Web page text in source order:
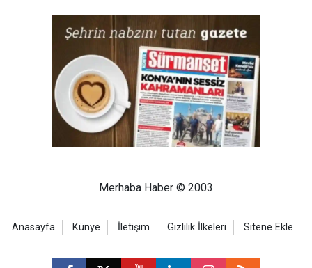
Merhaba Haber © 2003
Anasayfa Künye İletişim Gizlilik İlkeleri Sitene Ekle